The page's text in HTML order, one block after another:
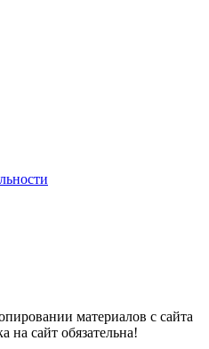
материалов с сайта
сайт обязательна!